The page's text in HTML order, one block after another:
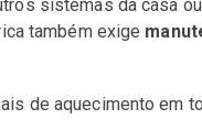
sistemas da casa
também exige
de aquecimento em